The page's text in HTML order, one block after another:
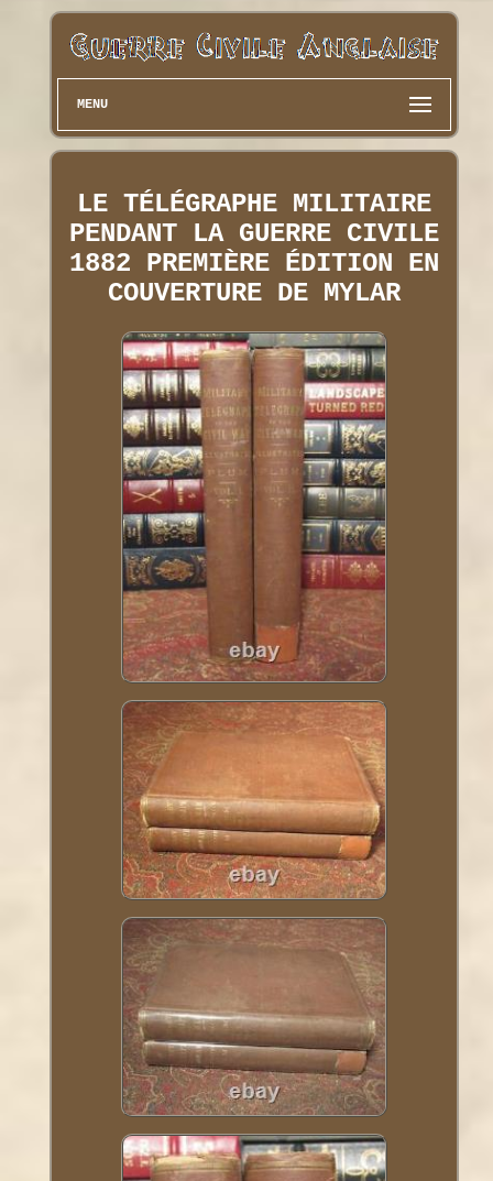
MENU
LE TÉLÉGRAPHE MILITAIRE
PENDANT LA GUERRE CIVILE
1882 PREMIÈRE ÉDITION EN
COUVERTURE DE MYLAR